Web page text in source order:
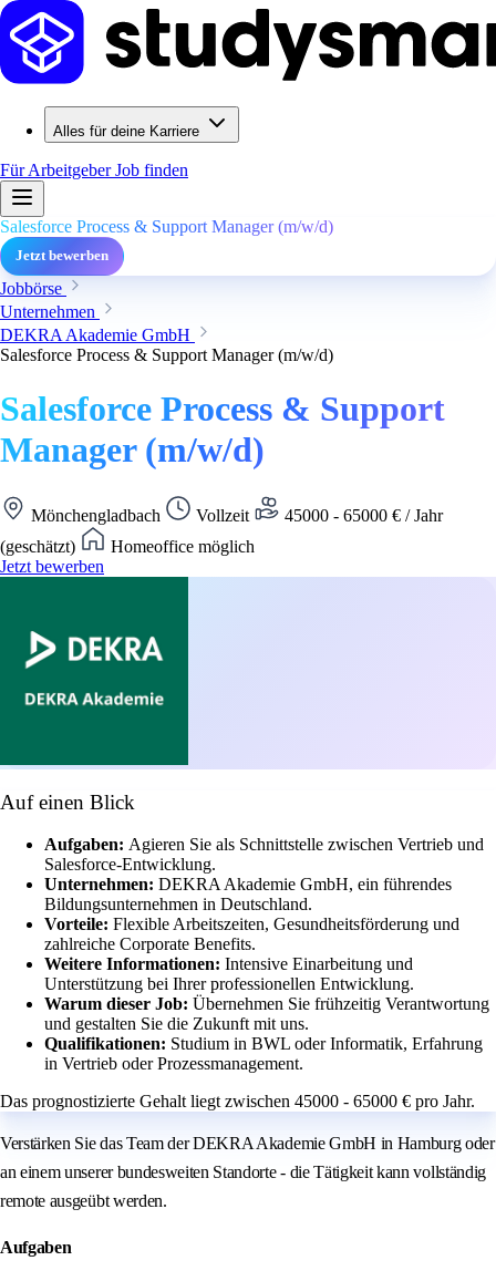
Alles für deine Karriere
Für ArbeitgeberJob finden
Salesforce Process & Support Manager (m/w/d)
Jetzt bewerben
Jobbörse
Unternehmen
DEKRA Akademie GmbH
Salesforce Process & Support Manager (m/w/d)
Salesforce Process & Support
Manager (m/w/d)
Mönchengladbach Vollzeit
45000 - 65000 € / Jahr
(geschätzt)
Homeoffice möglich
Jetzt bewerben
Auf einen Blick
Aufgaben: Agieren Sie als Schnittstelle zwischen Vertrieb und
Salesforce-Entwicklung.
Unternehmen: DEKRA Akademie GmbH, ein führendes
Bildungsunternehmen in Deutschland.
Vorteile: Flexible Arbeitszeiten, Gesundheitsförderung und
zahlreiche Corporate Benefits.
Weitere Informationen: Intensive Einarbeitung und
Unterstützung bei Ihrer professionellen Entwicklung.
Warum dieser Job: Übernehmen Sie frühzeitig Verantwortung
und gestalten Sie die Zukunft mit uns.
Qualifikationen: Studium in BWL oder Informatik, Erfahrung
in Vertrieb oder Prozessmanagement.
Das prognostizierte Gehalt liegt zwischen 45000 - 65000 € pro Jahr.
Verstärken Sie das Team der DEKRA Akademie GmbH in Hamburg oder
an einem unserer bundesweiten Standorte - die Tätigkeit kann vollständig
remote ausgeübt werden.
Aufgaben